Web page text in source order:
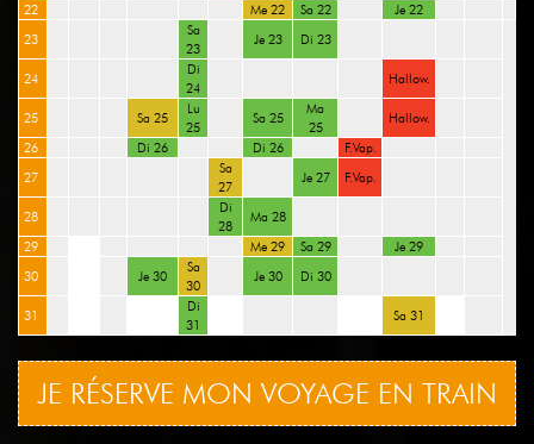
22
Me 22 Sa 22
Je 22
23
Sa
23
Je 23 Di 23
24
Di
24
Hallow.
25 Sa 25
Lu
25
Sa 25
Ma
25
Hallow.
26
Di 26 Di 26
F.Vap.
27
Sa
27
Je 27 F.Vap.
28
Di
28
Ma 28
29
Me 29 Sa 29
Je 29
30
Je 30
Sa
30
Je 30 Di 30
31
Di
31
Sa 31
JE RÉSERVE MON VOYAGE EN TRAIN